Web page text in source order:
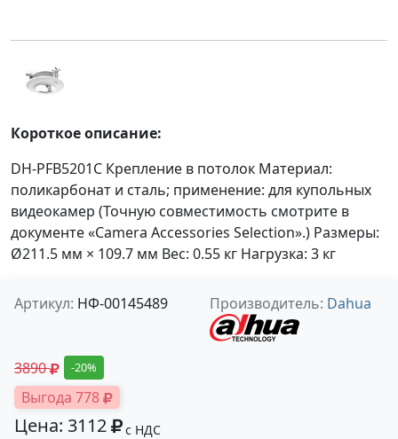
Короткое описание:
DH-PFB5201C Крепление в потолок Материал:
поликарбонат и сталь; применение: для купольных
видеокамер (Точную совместимость смотрите в
документе «Camera Accessories Selection».) Размеры:
Ø211.5 мм × 109.7 мм Вес: 0.55 кг Нагрузка: 3 кг
Артикул: НФ-00145489 Производитель: Dahua
3890 -20%
Выгода 778
Цена: 3112 с НДС